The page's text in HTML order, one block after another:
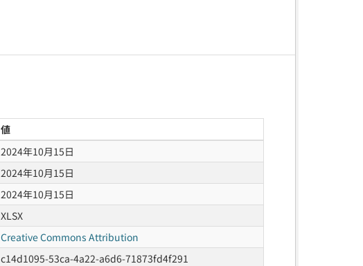
値
2024年10月15日
2024年10月15日
2024年10月15日
XLSX
Creative Commons Attribution
c14d1095-53ca-4a22-a6d6-71873fd4f291